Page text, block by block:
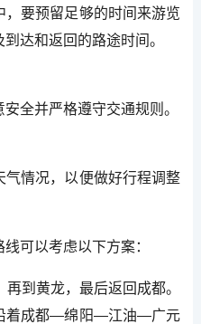
要预留足够的时间来游览
达和返回的路途时间。
全并严格遵守交通规则。
气情况，以便做好行程调整
可以考虑以下方案：
到黄龙，最后返回成都。
着成都—绵阳—江油—广元